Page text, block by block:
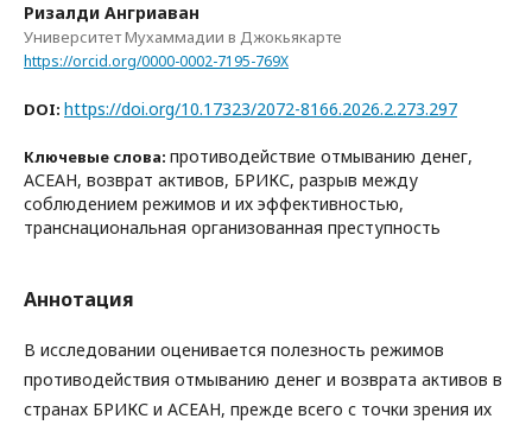
Ризалди Ангриаван
Университет Мухаммадии в Джокьякарте
https://orcid.org/0000-0002-7195-769X
DOI: https://doi.org/10.17323/2072-8166.2026.2.273.297
Ключевые слова: противодействие отмыванию денег,
АСЕАН, возврат активов, БРИКС, разрыв между
соблюдением режимов и их эффективностью,
транснациональная организованная преступность
Аннотация
В исследовании оценивается полезность режимов
противодействия отмыванию денег и возврата активов в
странах БРИКС и АСЕАН, прежде всего с точки зрения их